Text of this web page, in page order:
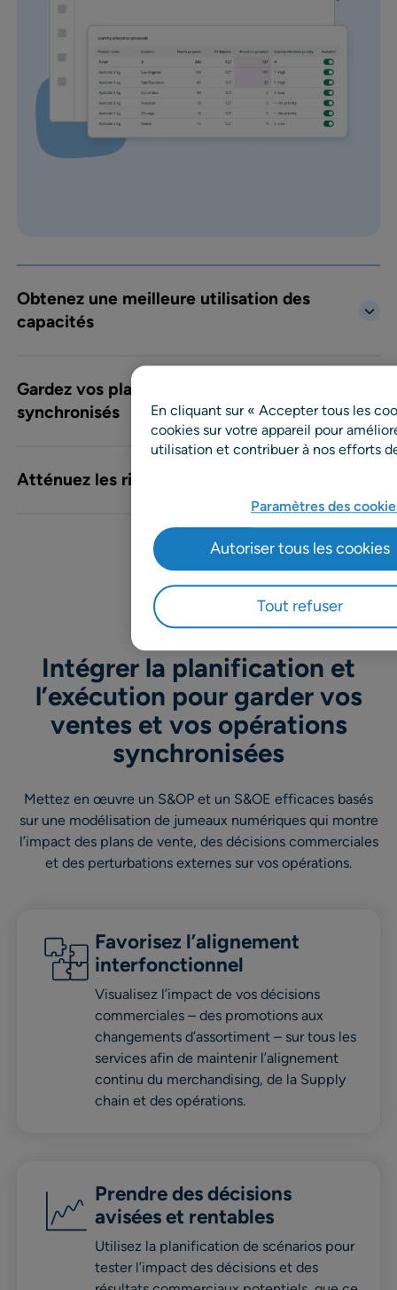
Obtenez une meilleure utilisation des
capacités
Gardez vos plans et votre exécution
synchronisés
Atténuez les risques futurs
Avantages
Intégrer la planification et
l’exécution pour garder vos
ventes et vos opérations
synchronisées
Mettez en œuvre un S&OP et un S&OE efficaces basés
sur une modélisation de jumeaux numériques qui montre
l’impact des plans de vente, des décisions commerciales
et des perturbations externes sur vos opérations.
Favorisez l’alignement
interfonctionnel
Visualisez l’impact de vos décisions
commerciales – des promotions aux
changements d’assortiment – sur tous les
services afin de maintenir l’alignement
continu du merchandising, de la Supply
chain et des opérations.
Prendre des décisions
avisées et rentables
Utilisez la planification de scénarios pour
tester l’impact des décisions et des
En cliquant sur « Accepter tous les
cookies sur votre appareil pour
utilisation et contribuer à nos efforts
Paramètres des
Tout refuser
Autoriser tous les cookies